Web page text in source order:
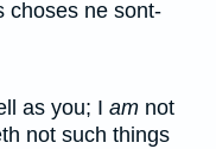
choses ne sont-
as you; I am not
not such things